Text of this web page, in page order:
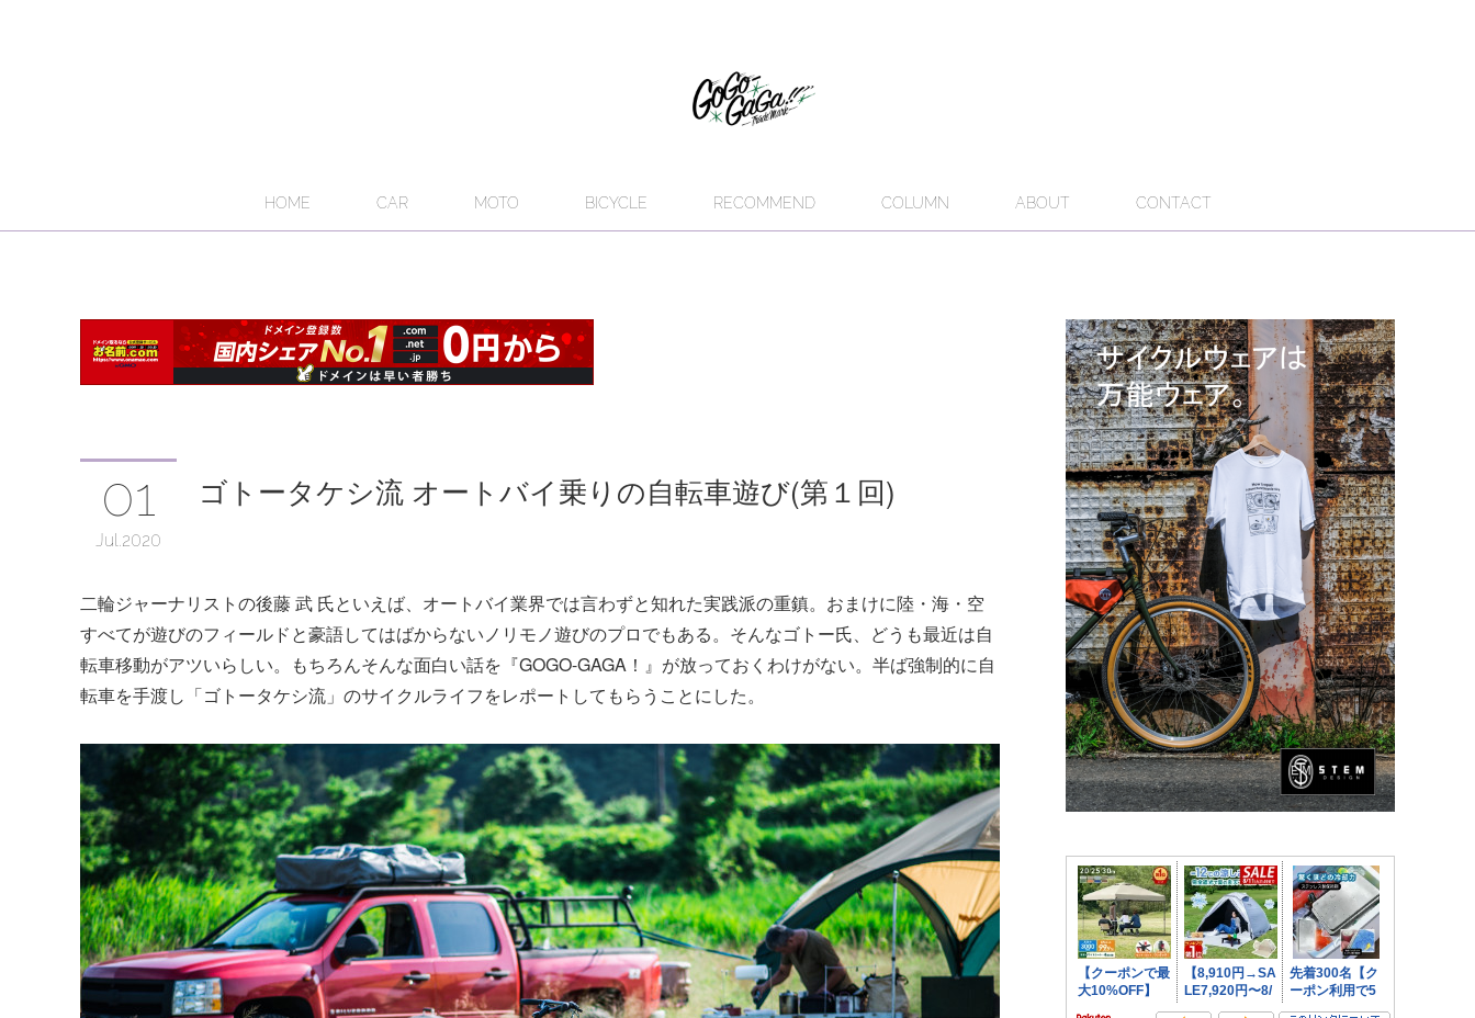
HOME CAR MOTO BICYCLE RECOMMEND COLUMN ABOUT CONTACT
01
Jul 2020
ゴトータケシ流 オートバイ乗りの自転車遊び(第１回)
二輪ジャーナリストの後藤 武 氏といえば、オートバイ業界では言わずと知れた実践派の重鎮。おまけに陸・海・空
すべてが遊びのフィールドと豪語してはばからないノリモノ遊びのプロでもある。そんなゴトー氏、どうも最近は自
転車移動がアツいらしい。もちろんそんな面白い話を『GOGO-GAGA！』が放っておくわけがない。半ば強制的に自
転車を手渡し「ゴトータケシ流」のサイクルライフをレポートしてもらうことにした。